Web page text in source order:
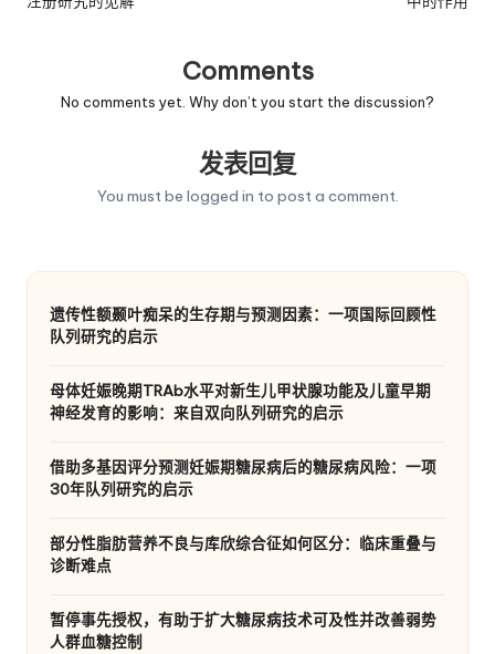
Comments
No comments yet. Why don’t you start the discussion?
发表回复
You must be logged in to post a comment.
遗传性额颞叶痴呆的生存期与预测因素：一项国际回顾性
队列研究的启示
母体妊娠晚期TRAb水平对新生儿甲状腺功能及儿童早期
神经发育的影响：来自双向队列研究的启示
借助多基因评分预测妊娠期糖尿病后的糖尿病风险：一项
30年队列研究的启示
部分性脂肪营养不良与库欣综合征如何区分：临床重叠与
诊断难点
暂停事先授权，有助于扩大糖尿病技术可及性并改善弱势
人群血糖控制